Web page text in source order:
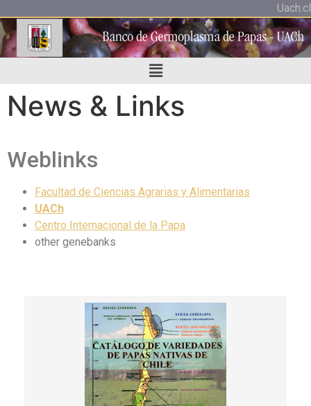
Uach.cl
News & Links
Weblinks
Facultad de Ciencias Agrarias y Alimentarias
UACh
Centro Internacional de la Papa
other genebanks